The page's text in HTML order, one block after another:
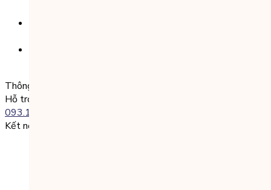
Thông tin liên lạc
Hỗ trợ kỹ thuật:
093.120.8686
Kết nối với chúng tôi